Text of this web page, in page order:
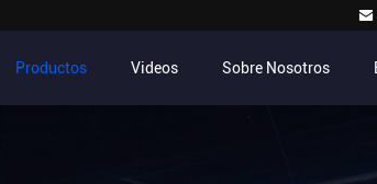
Productos Videos Sobre Nosotros